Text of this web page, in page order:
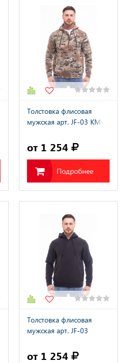
Толстовка флисовая
мужская арт. JF-03 КМФ
от 1 254
Подробнее
Толстовка флисовая
мужская арт. JF-03
от 1 254